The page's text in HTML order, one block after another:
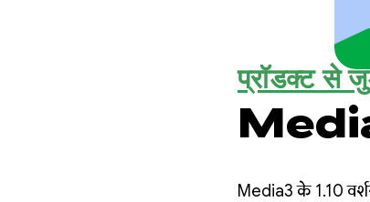
प्रॉडक्ट से
Media3 के 1.10